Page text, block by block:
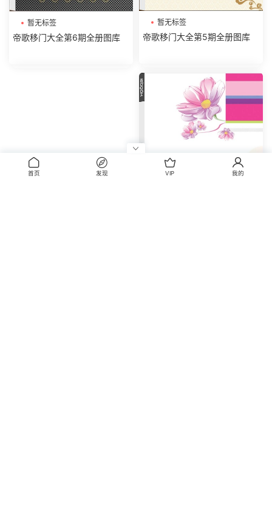
暂无标签
帝歌移门大全第6期全册图库
暂无标签
帝歌移门大全第5期全册图库
首页 发现 VIP 我的